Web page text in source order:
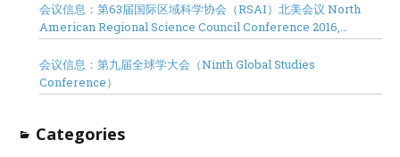
会议信息：第63届国际区域科学协会（RSAI）北美会议 North
American Regional Science Council Conference 2016,
Minneapolis
会议信息：第九届全球学大会（Ninth Global Studies
Conference）
Categories